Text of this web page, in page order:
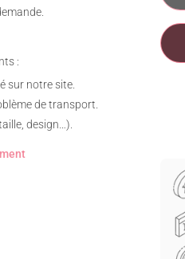
:
sur notre site.
de transport.
design…).